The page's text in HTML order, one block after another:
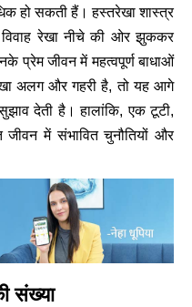
हो सकती हैं। हस्तरेखा शास्त्र
रेखा नीचे की ओर झुककर
प्रेम जीवन में महत्वपूर्ण बाधाओं
अलग और गहरी है, तो यह आगे
देती है। हालांकि, एक टूटी,
जीवन में संभावित चुनौतियों और
संख्या